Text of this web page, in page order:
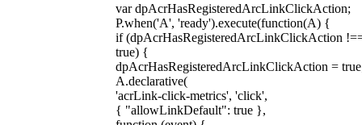
var dpAcrHasRegisteredArcLinkClickAction;
P.when('A', 'ready').execute(function(A) {
if (dpAcrHasRegisteredArcLinkClickAction
true) {
dpAcrHasRegisteredArcLinkClickAction =
A.declarative(
'acrLink-click-metrics', 'click',
{ "allowLinkDefault": true },